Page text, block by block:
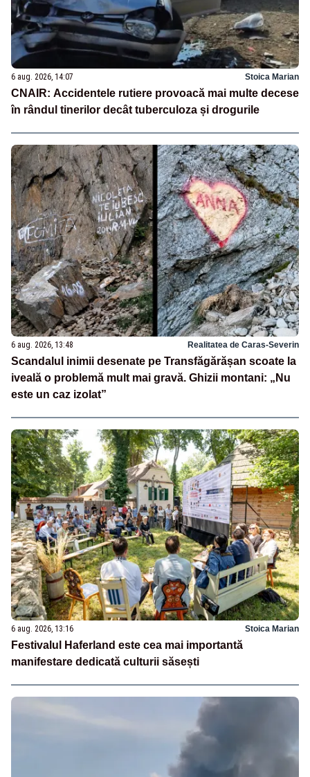
6 aug. 2026, 14:07 Stoica Marian
CNAIR: Accidentele rutiere provoacă mai multe decese
în rândul tinerilor decât tuberculoza și drogurile
6 aug. 2026, 13:48 Realitatea de Caras-Severin
Scandalul inimii desenate pe Transfăgărășan scoate la
iveală o problemă mult mai gravă. Ghizii montani: „Nu
este un caz izolat”
6 aug. 2026, 13:16 Stoica Marian
Festivalul Haferland este cea mai importantă
manifestare dedicată culturii săsești